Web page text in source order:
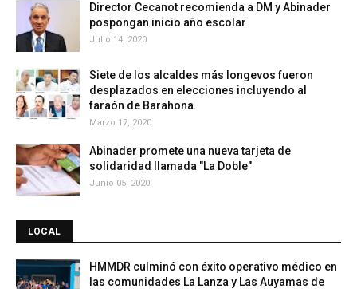
Director Cecanot recomienda a DM y Abinader
pospongan inicio año escolar
Julio 14, 2020
Siete de los alcaldes más longevos fueron
desplazados en elecciones incluyendo al
faraón de Barahona.
Marzo 17, 2020
Abinader promete una nueva tarjeta de
solidaridad llamada "La Doble"
Junio 05, 2020
LOCAL
HMMDR culminó con éxito operativo médico en
las comunidades La Lanza y Las Auyamas de